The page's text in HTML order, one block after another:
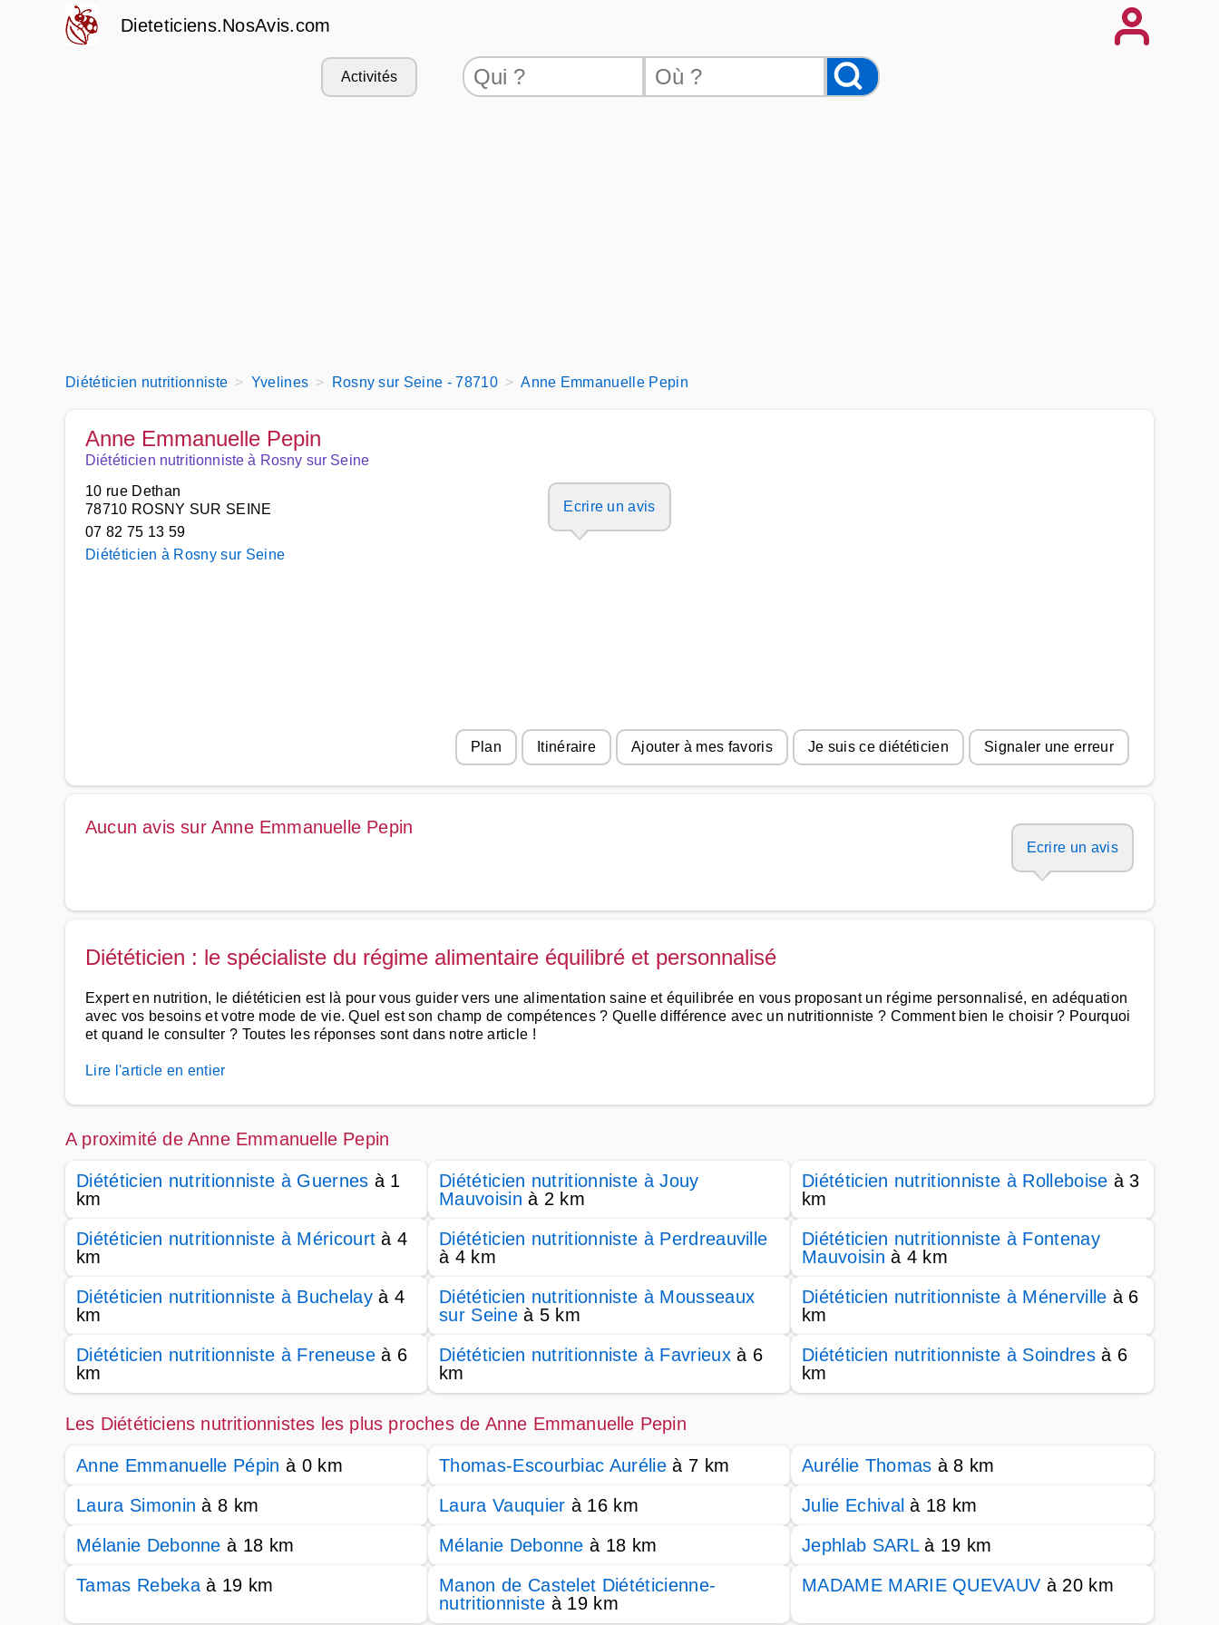
Dieteticiens.NosAvis.com
Activités
Diététicien nutritionniste Yvelines Rosny sur Seine - 78710 Anne Emmanuelle Pepin
Anne Emmanuelle Pepin
Diététicien nutritionniste à Rosny sur Seine
10 rue Dethan
78710 ROSNY SUR SEINE
07 82 75 13 59
Diététicien à Rosny sur Seine
Ecrire un avis
Plan Itinéraire Ajouter à mes favoris Je suis ce diététicien Signaler une erreur
Aucun avis sur Anne Emmanuelle Pepin
Ecrire un avis
Diététicien : le spécialiste du régime alimentaire équilibré et personnalisé
Expert en nutrition, le diététicien est là pour vous guider vers une alimentation saine et équilibrée en vous proposant un régime personnalisé, en adéquation
avec vos besoins et votre mode de vie. Quel est son champ de compétences ? Quelle différence avec un nutritionniste ? Comment bien le choisir ? Pourquoi
et quand le consulter ? Toutes les réponses sont dans notre article !
Lire l'article en entier
A proximité de Anne Emmanuelle Pepin
Diététicien nutritionniste à Guernes à 1
km
Diététicien nutritionniste à Jouy
Mauvoisin à 2 km
Diététicien nutritionniste à Rolleboise à 3
km
Diététicien nutritionniste à Méricourt à 4
km
Diététicien nutritionniste à Perdreauville
à 4 km
Diététicien nutritionniste à Fontenay
Mauvoisin à 4 km
Diététicien nutritionniste à Buchelayà 4
km
Diététicien nutritionniste à Mousseaux
sur Seineà 5 km
Diététicien nutritionniste à Ménerville à 6
km
Diététicien nutritionniste à Freneuseà 6
km
Diététicien nutritionniste à Favrieuxà 6
km
Diététicien nutritionniste à Soindresà 6
km
Les Diététiciens nutritionnistes les plus proches de Anne Emmanuelle Pepin
Anne Emmanuelle Pépin à 0 km Thomas-Escourbiac Aurélie à 7 km Aurélie Thomas à 8 km
Laura Simonin à 8 km Laura Vauquier à 16 km Julie Echival à 18 km
Mélanie Debonne à 18 km Mélanie Debonne à 18 km Jephlab SARLà 19 km
Tamas Rebekaà 19 km
Manon de Castelet Diététicienne-
nutritionniste à 19 km
MADAME MARIE QUEVAUV à 20 km